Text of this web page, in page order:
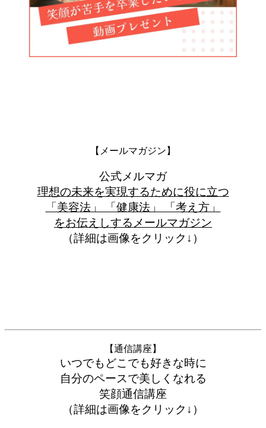
【メールマガジン】
公式メルマガ
理想の未来を実現するために役に立つ
「美容法」 「健康法」 「考え方」
をお伝えしするメールマガジン
（詳細は画像をクリック↓）
【通信講座】
いつでもどこでも好きな時に
自分のペースで美しくなれる
笑顔通信講座
（詳細は画像をクリック↓）